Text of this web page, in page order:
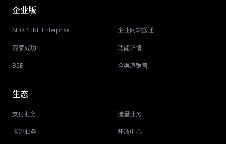
企业版
SHOPLINE Enterprise 企业网站搬迁
商家成功 功能详情
B2B 全渠道销售
生态
支付业务 流量业务
物流业务 开放中心